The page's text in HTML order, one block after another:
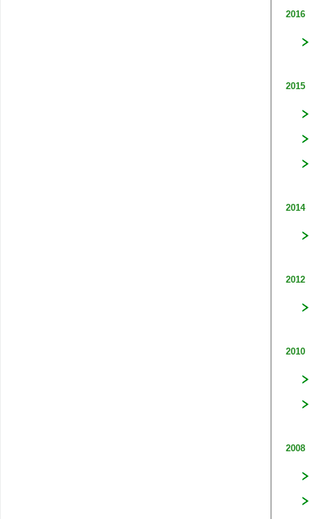
2016
2015
2014​
2012
2010
2008​